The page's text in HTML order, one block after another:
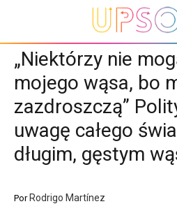
„Niektórzy nie
mojego wąsa, bo
zazdroszczą”
uwagę całego
długim, gęstym
Por Rodrigo Martínez